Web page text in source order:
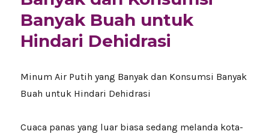
Banyak Buah untuk
Hindari Dehidrasi
Minum Air Putih yang Banyak dan Konsumsi Banyak
Buah untuk Hindari Dehidrasi
Cuaca panas yang luar biasa sedang melanda kota-